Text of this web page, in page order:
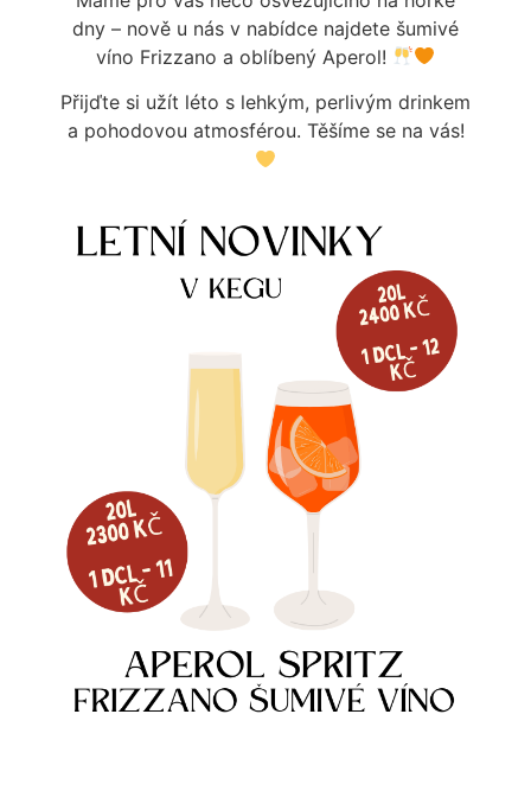
Skladem Skladem
DM PRŮCHODKA 8MM (5/16) DM F5/8X8MM
85Kč
Skladem
Více informací
dny – nově u nás v nabídce najdete šumivé
víno Frizzano a oblíbený Aperol!
Přijďte si užít léto s lehkým, perlivým drinkem
a pohodovou atmosférou. Těšíme se na vás!